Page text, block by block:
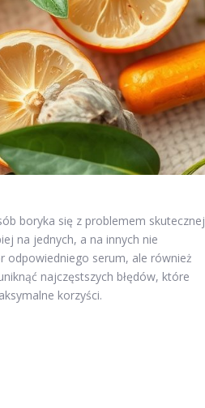
boryka się z problemem skutecznej
na jednych, a na innych nie
odpowiedniego serum, ale również
najczęstszych błędów, które
korzyści.